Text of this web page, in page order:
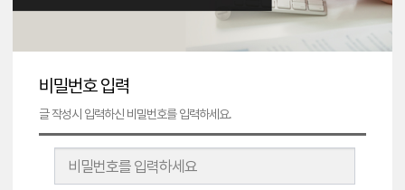
비밀번호 입력
글 작성시 입력하신 비밀번호를 입력하세요.